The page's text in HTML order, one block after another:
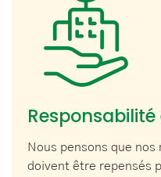
Nous pensons que
doivent être repensés